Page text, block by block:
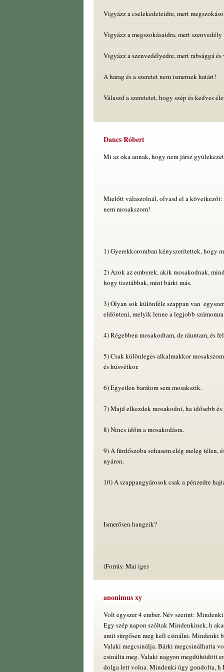
Vigyázz a cselekedeteidre, mert
Vigyázz a megszokásaidra, mert
Vigyázz a szenvedélyedre, mert rabsággá
A harag és a szeretet nem ismernek határt!
Válaszd a szeretetet, hogy szép és kedves
Dancs Róbert
Mi az oka annak, hogy nem jársz
Mielőtt válaszolnál, olvasd el a
nem mosakszom!
1) Gyerekkoromban kényszerítettek, hogy
2) Azok az emberek, akik mosakodnak,
hogy tisztábbak, mint bárki más.
3) Olyan sok különféle szappan van 
eldönteni, melyik lenne a legjobb
4) Régebben mosakodtam, de ráuntam, és
5) Csak különleges alkalmakkor
és húsvétkor.
6) Egyetlen barátom sem mosakszik.
7) Majd elkezdek mosakodni, ha idősebb
8) Nincs időm a mosakodásra.
9) A fürdőszoba sohasem elég meleg télen,
nyáron.
10) A szappangyárosok csak a pénzedre
Ismerősen hangzik?
(Forrás: Mai ige)
anonimus xy
Volt egyszer 4 ember. Név szerint:
Egy szép napon szóltak Mindenkinek, h
amit sürgősen meg kell csinálni. Mindenki
Valaki megcsinálja. Bárki megcsinálhatta
csinálta meg. Valaki nagyon megdühödött
dolga lett volna. Mindenki úgy gondolta, h